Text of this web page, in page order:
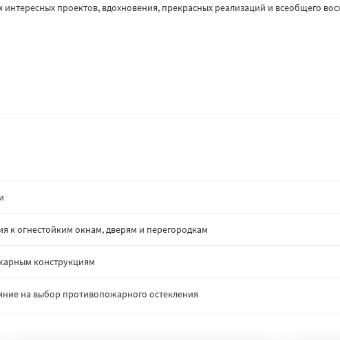
проектов, вдохновения, прекрасных реализаций и всеобщего
к огнестойким окнам, дверям и перегородкам
конструкциям
на выбор противопожарного остекления